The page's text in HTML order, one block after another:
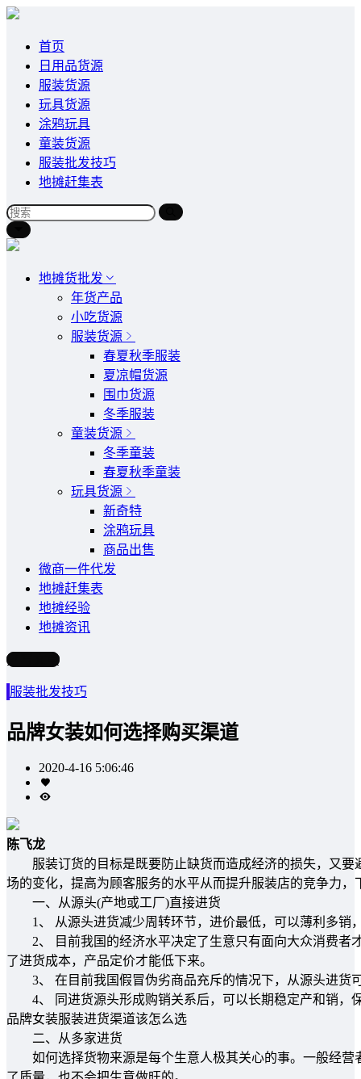
首页
日用品货源
服装货源
玩具货源
涂鸦玩具
童装货源
服装批发技巧
地摊赶集表
地摊货批发
年货产品
小吃货源
服装货源
春夏秋季服装
夏凉帽货源
围巾货源
冬季服装
童装货源
冬季童装
春夏秋季童装
玩具货源
新奇特
涂鸦玩具
商品出售
微商一件代发
地摊赶集表
地摊经验
地摊资讯
写文章
服装批发技巧
品牌女装如何选择购买渠道
2020-4-16 5:06:46
陈飞龙
服装订货的目标是既要防止缺货而造成经济的损失，又要
场的变化，提高为顾客服务的水平从而提升服装店的竞争力
一、从源头(产地或工厂)直接进货
1、 从源头进货减少周转环节，进价最低，可以薄利多销
2、 目前我国的经济水平决定了生意只有面向大众消费者
了进货成本，产品定价才能低下来。
3、 在目前我国假冒伪劣商品充斥的情况下，从源头进货
4、 同进货源头形成购销关系后，可以长期稳定产和销，
品牌女装服装进货渠道该怎么选
二、从多家进货
如何选择货物来源是每个生意人极其关心的事。一般经营